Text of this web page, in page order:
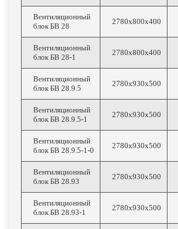
Вентиляционный
блок БВ 28
2780х800х400
Вентиляционный
блок БВ 28-1
2780х800х400
Вентиляционный
блок БВ 28.9.5
2780х930х500
Вентиляционный
блок БВ 28.9.5-1
2780х930х500
Вентиляционный
блок БВ 28.9.5-1-0
2780х930х500
Вентиляционный
блок БВ 28.93
2780х930х500
Вентиляционный
блок БВ 28.93-1
2780х930х500